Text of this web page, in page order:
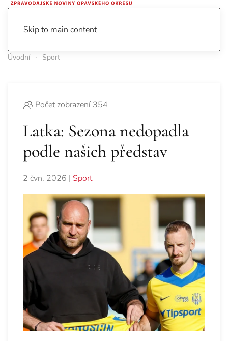
Skip to main content
Úvodní Sport
Počet zobrazení 354
Latka: Sezona nedopadla
podle našich představ
2 čvn, 2026 | Sport